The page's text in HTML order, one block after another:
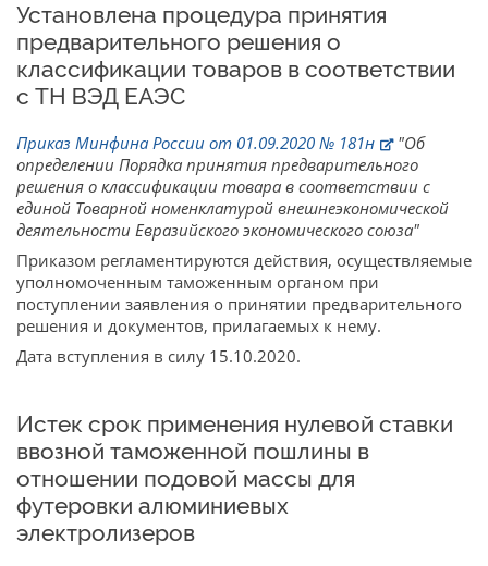
Установлена процедура принятия
предварительного решения о
классификации товаров в соответствии
с ТН ВЭД ЕАЭС
Приказ Минфина России от 01.09.2020 № 181н
"Об
определении Порядка принятия предварительного
решения о классификации товара в соответствии с
единой Товарной номенклатурой внешнеэкономической
деятельности Евразийского экономического союза"
Приказом регламентируются действия, осуществляемые
уполномоченным таможенным органом при
поступлении заявления о принятии предварительного
решения и документов, прилагаемых к нему.
Дата вступления в силу 15.10.2020.
Истек срок применения нулевой ставки
ввозной таможенной пошлины в
отношении подовой массы для
футеровки алюминиевых
электролизеров